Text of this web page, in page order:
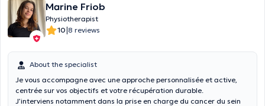
Marine Friob
Physiotherapist
10|8 reviews
About the specialist
Je vous accompagne avec une approche personnalisée et active,
centrée sur vos objectifs et votre récupération durable.
J’interviens notamment dans la prise en charge du cancer du sein